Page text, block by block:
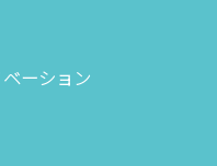
ーション